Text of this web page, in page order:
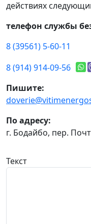
действиях
телефон службы
8 (39561) 5-60-11
8 (914) 914-09-56
Пишите:
По адресу:
г. Бодайбо, пер.
Текст